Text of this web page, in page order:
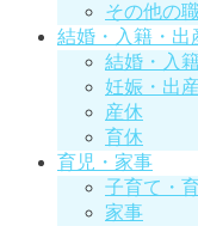
その他の
結婚・入籍・出
結婚・入
妊娠・出産
産休
育休
育児・家事
子育て・
家事